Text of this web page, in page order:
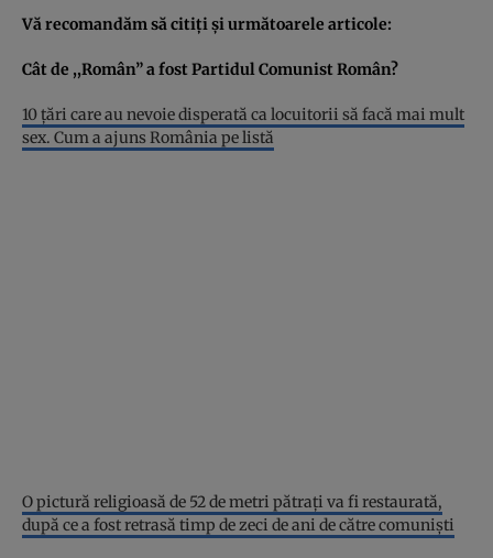
Vă recomandăm să citiţi şi următoarele articole:
Cât de ,,Român” a fost Partidul Comunist Român?
10 ţări care au nevoie disperată ca locuitorii să facă mai mult
sex. Cum a ajuns România pe listă
O pictură religioasă de 52 de metri pătraţi va fi restaurată,
după ce a fost retrasă timp de zeci de ani de către comunişti